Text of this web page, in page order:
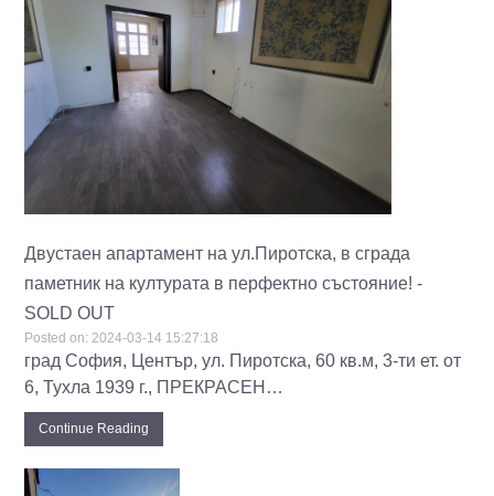
Двустаен апартамент на ул.Пиротска, в сграда
паметник на културата в перфектно състояние! -
SOLD OUT
Posted on: 2024-03-14 15:27:18
град София, Център, ул. Пиротска, 60 кв.м, 3-ти ет. от
6, Тухла 1939 г., ПРЕКРАСЕН…
Continue Reading